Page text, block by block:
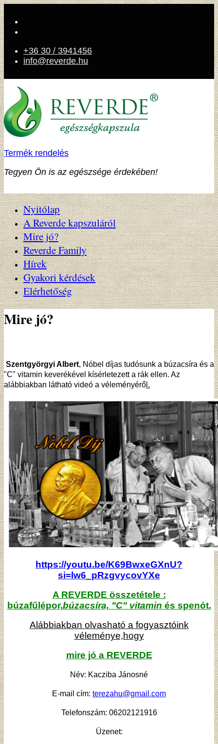
+36 30 / 3941456
info@reverde.hu
Termék rendelés
Tegyen Ön is az egészsége érdekében!
Nyitólap
A Reverde kapszuláról
Mire jó?
Reverde Family
Hírek
Gyakori kérdések
Elérhetőség
Mire jó?
Szentgyörgyi Albert, Nóbel díjas tudósunk a búzacsíra és a
"C" vitamin keverékével kísérletezett a rák ellen. Az
alábbiakban látható videó a véleményérő l.
https://youtu.be/K69BwxeGXnU?
si=lw6_pRzgvycovYXe
A REVERDE összetétele :
búzafűlépor,búzacsíra, "C" vitamin és spenót.
Alábbiakban olvasható a fogyasztóink
véleménye,hogy
mire jó a REVERDE
Név: Kacziba Jánosné
E-mail cím: terezahu@gmail.com
Telefonszám: 06202121916
Üzenet: